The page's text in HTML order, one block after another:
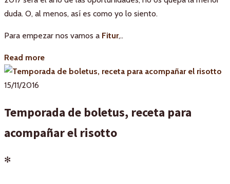
duda. O, al menos, así es como yo lo siento.
Para empezar nos vamos a Fitur,..
Read more
15/11/2016
Temporada de boletus, receta para
acompañar el risotto
✻